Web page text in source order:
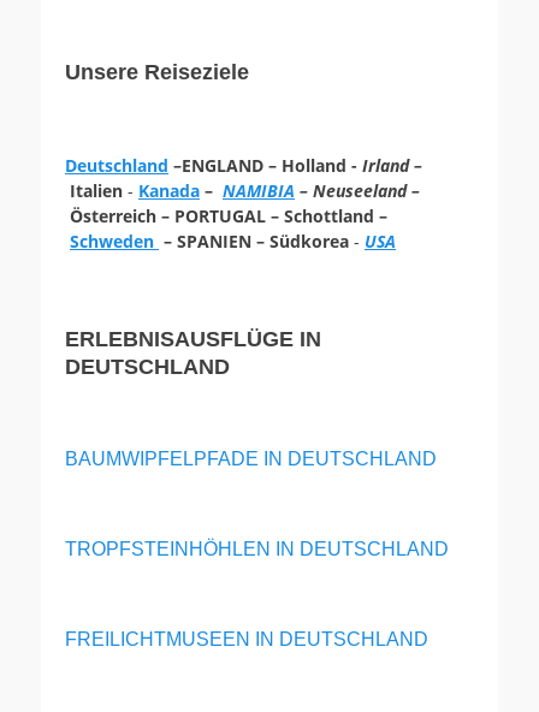
Unsere Reiseziele
Deutschland –ENGLAND – Holland - Irland –
Italien - Kanada – NAMIBIA – Neuseeland –
Österreich – PORTUGAL – Schottland –
Schweden – SPANIEN – Südkorea - USA
ERLEBNISAUSFLÜGE IN
DEUTSCHLAND
BAUMWIPFELPFADE IN DEUTSCHLAND
TROPFSTEINHÖHLEN IN DEUTSCHLAND
FREILICHTMUSEEN IN DEUTSCHLAND